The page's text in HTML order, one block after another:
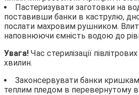
Пастеризувати заготовки на
поставивши банки в каструлю,
послати махровим рушником.
наповнюючи ємність водою до
Увага! Час стерилізації
хвилин.
Законсервувати банки
теплим пледом в перевернутому